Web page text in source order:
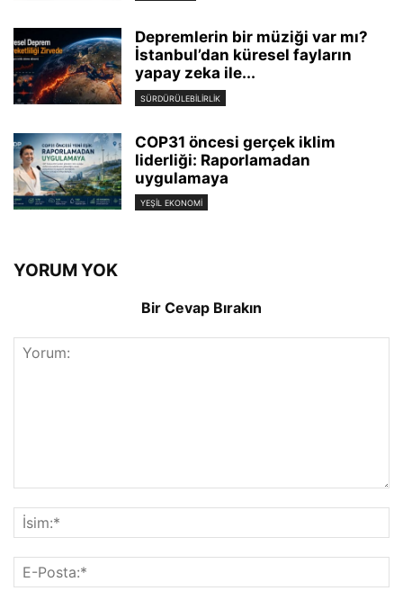
Depremlerin bir müziği var mı?
İstanbul’dan küresel fayların
yapay zeka ile...
SÜRDÜRÜLEBILIRLIK
COP31 öncesi gerçek iklim
liderliği: Raporlamadan
uygulamaya
YEŞIL EKONOMI
YORUM YOK
Bir Cevap Bırakın